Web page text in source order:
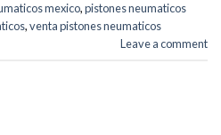
mexico,pistones neumaticos
,venta pistones neumaticos
Leave a comment